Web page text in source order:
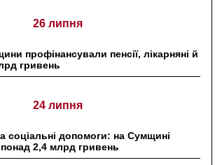
26 липня
профінансували пенсії, лікарняні й
гривень
24 липня
соціальні допомоги: на Сумщині
2,4 млрд гривень